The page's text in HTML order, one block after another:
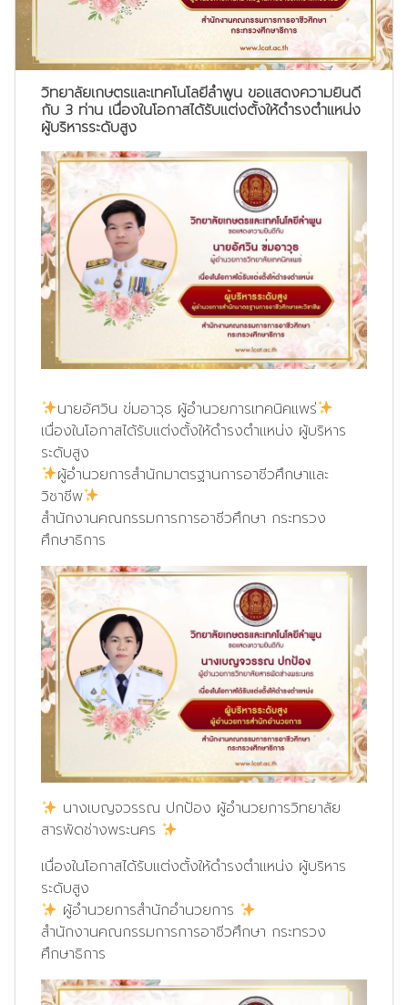
วิทยาลัยเกษตรและเทคโนโลยีลำพูน ขอแสดงความยินดี
กับ 3 ท่าน เนื่องในโอกาสได้รับแต่งตั้งให้ดำรงตำแหน่ง
ผู้บริหารระดับสูง
นายอัศวิน ข่มอาวุธ ผู้อำนวยการเทคนิคแพร่
เนื่องในโอกาสได้รับแต่งตั้งให้ดำรงตำแหน่ง ผู้บริหาร
ระดับสูง
ผู้อำนวยการสำนักมาตรฐานการอาชีวศึกษาและ
วิชาชีพ
สำนักงานคณกรรมการการอาชีวศึกษา กระทรวง
ศึกษาธิการ
นางเบญจวรรณ ปกป้อง ผู้อำนวยการวิทยาลัย
สารพัดช่างพระนคร
เนื่องในโอกาสได้รับแต่งตั้งให้ดำรงตำแหน่ง ผู้บริหาร
ระดับสูง
ผู้อำนวยการสำนักอำนวยการ
สำนักงานคณกรรมการการอาชีวศึกษา กระทรวง
ศึกษาธิการ